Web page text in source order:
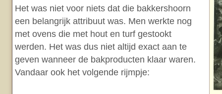
Het was niet voor niets dat die bakkershoorn
een belangrijk attribuut was. Men werkte nog
met ovens die met hout en turf gestookt
werden. Het was dus niet altijd exact aan te
geven wanneer de bakproducten klaar waren.
Vandaar ook het volgende rijmpje: